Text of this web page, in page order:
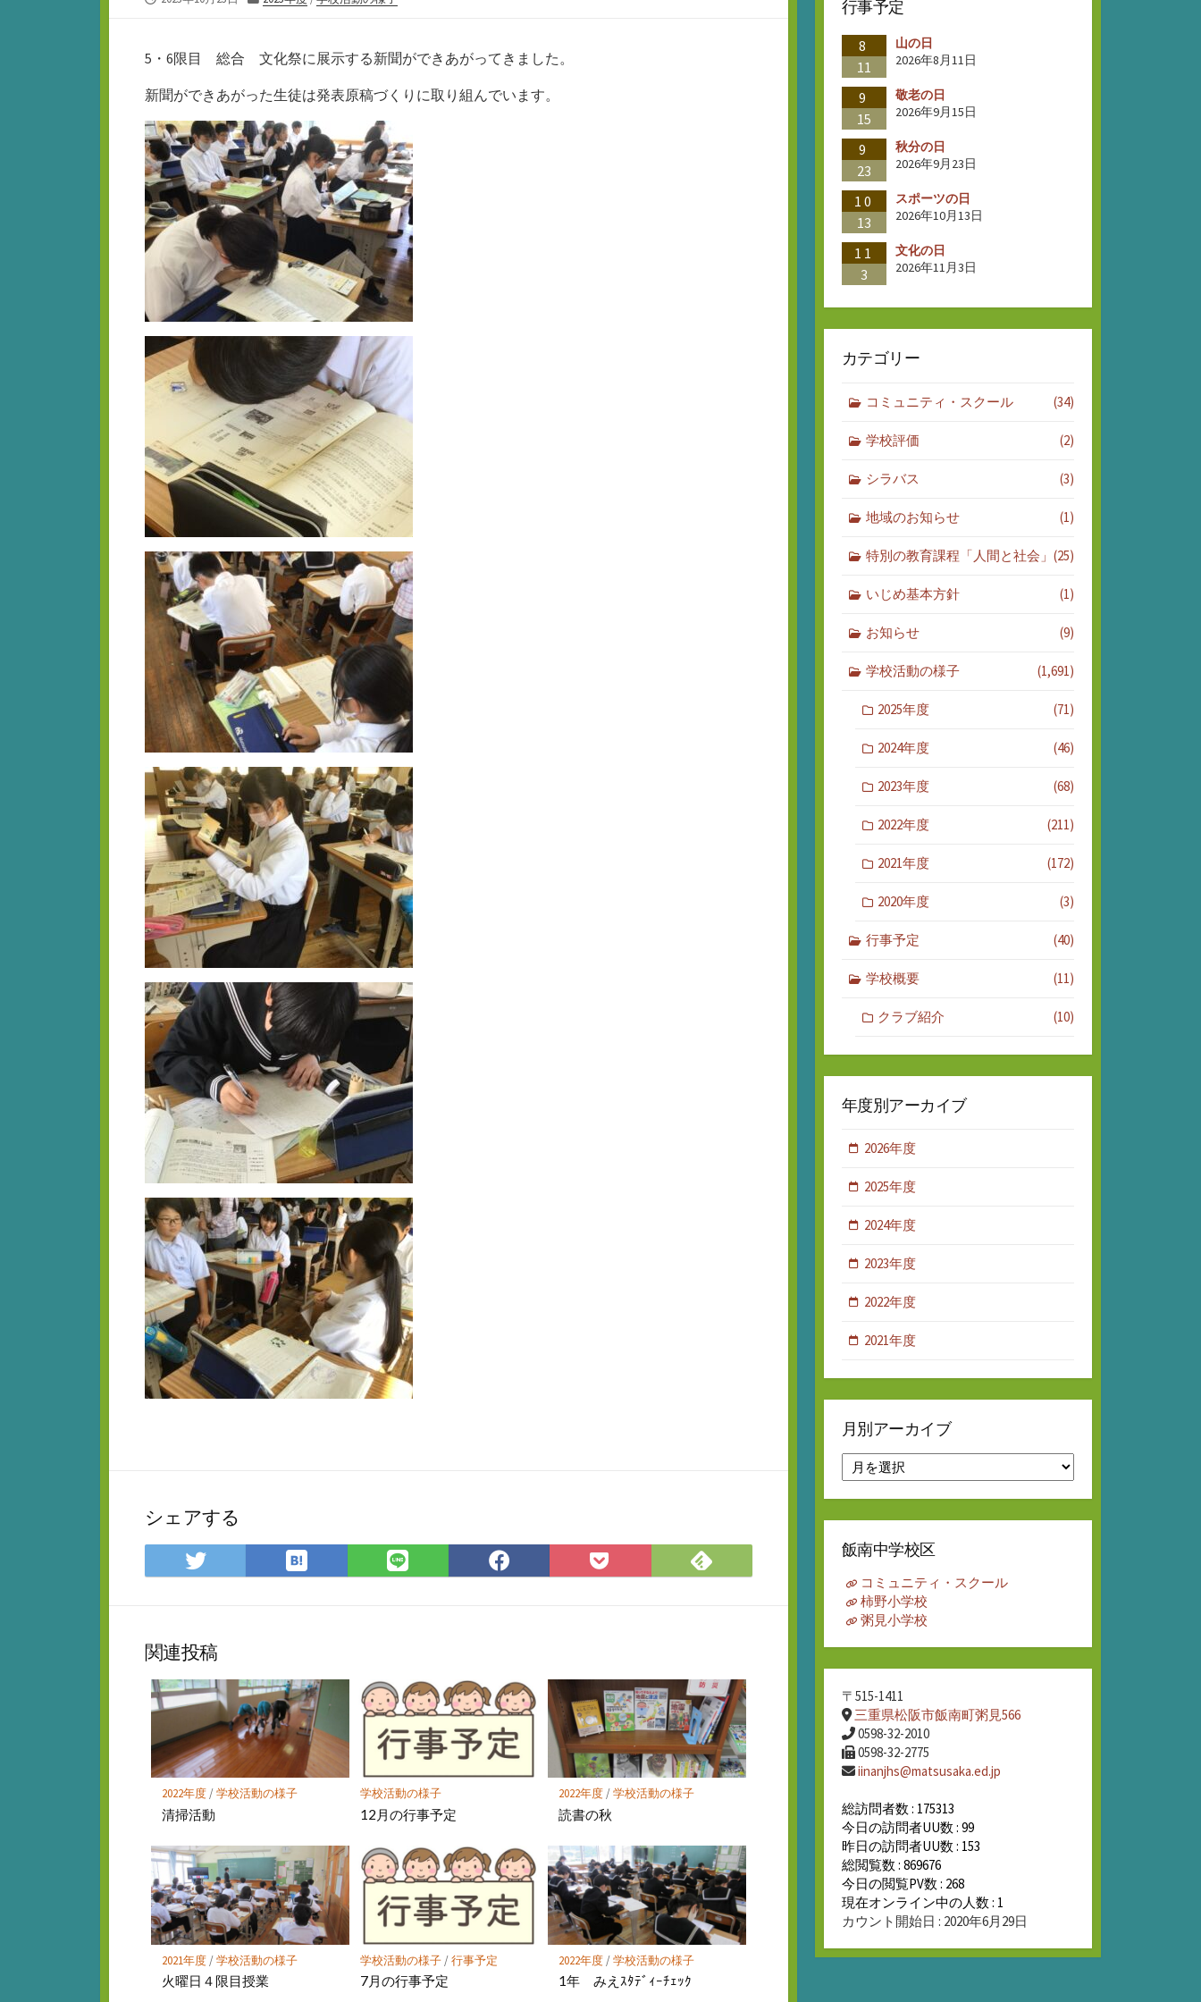
リ
ー
5・6限目 総合 文化祭に展示する新聞ができあがってきました。
新聞ができあがった生徒は発表原稿づくりに取り組んでいます。
シェアする
Twitter
で
ア
は
て
マ
ー
ク
に
保
LINE
で
Facebook
で
Pocket
に
Feedly
で
関連投稿
2022年度/学校活動の様子
清掃活動
学校活動の様子
12月の行事予定
2022年度/学校活動の様子
読書の秋
2021年度/学校活動の様子
火曜日４限目授業
学校活動の様子/行事予定
7月の行事予定
2022年度/学校活動の様子
1年 みえｽﾀﾃﾞｨｰﾁｪｯｸ
行事予定
8
11
山の日
2026年8月11日
9
15
敬老の日
2026年9月15日
9
23
秋分の日
2026年9月23日
10
13
スポーツの日
2026年10月13日
11
3
文化の日
2026年11月3日
カテゴリー
コミュニティ・スクール (34)
学校評価 (2)
シラバス (3)
地域のお知らせ (1)
特別の教育課程「人間と社会」 (25)
いじめ基本方針 (1)
お知らせ (9)
学校活動の様子 (1,691)
2025年度 (71)
2024年度 (46)
2023年度 (68)
2022年度 (211)
2021年度 (172)
2020年度 (3)
行事予定 (40)
学校概要 (11)
クラブ紹介 (10)
年度別アーカイブ
2026年度
2025年度
2024年度
2023年度
2022年度
2021年度
月別アーカイブ
別
ア
ー
イ
飯南中学校区
コミュニティ・スクール
柿野小学校
粥見小学校
〒515-1411
三重県松阪市飯南町粥見566
0598-32-2010
0598-32-2775
iinanjhs@matsusaka.ed.jp
総訪問者数 : 175313
今日の訪問者UU数 : 99
昨日の訪問者UU数 : 153
総閲覧数 : 869676
今日の閲覧PV数 : 268
現在オンライン中の人数 : 1
カウント開始日 : 2020年6月29日